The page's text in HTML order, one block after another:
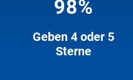
98%
Geben 4 oder 5
Sterne